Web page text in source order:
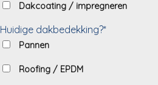
Dakcoating / impregneren
Huidige dakbedekking?*
Pannen
Roofing / EPDM